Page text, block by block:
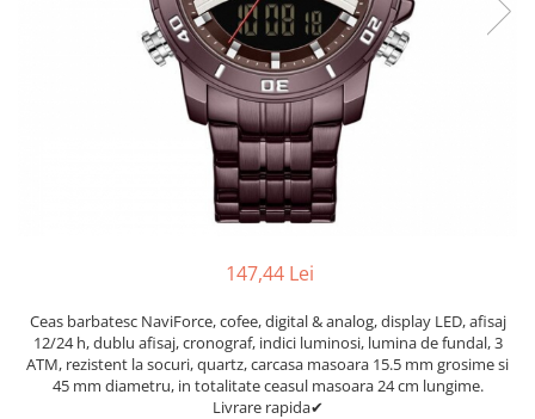
147,44 Lei
Ceas barbatesc NaviForce, cofee, digital & analog, display LED, afisaj
12/24 h, dublu afisaj, cronograf, indici luminosi, lumina de fundal, 3
ATM, rezistent la socuri, quartz, carcasa masoara 15.5 mm grosime si
45 mm diametru, in totalitate ceasul masoara 24 cm lungime.
Livrare rapida✔